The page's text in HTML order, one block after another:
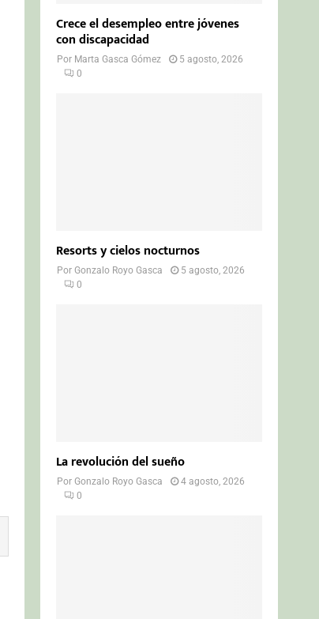
Crece el desempleo entre jóvenes
con discapacidad
Por Marta Gasca Gómez
5 agosto, 2026
0
Resorts y cielos nocturnos
PorGonzalo Royo Gasca
5 agosto, 2026
0
La revolución del sueño
PorGonzalo Royo Gasca
4 agosto, 2026
0